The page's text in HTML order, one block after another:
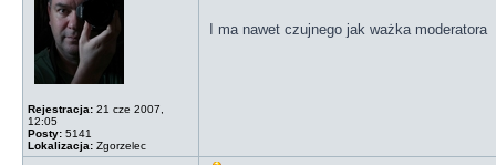
Rejestracja: 21 cze 2007,
12:05
Posty: 5141
Lokalizacja: Zgorzelec
I ma nawet czujnego jak ważka moderatora